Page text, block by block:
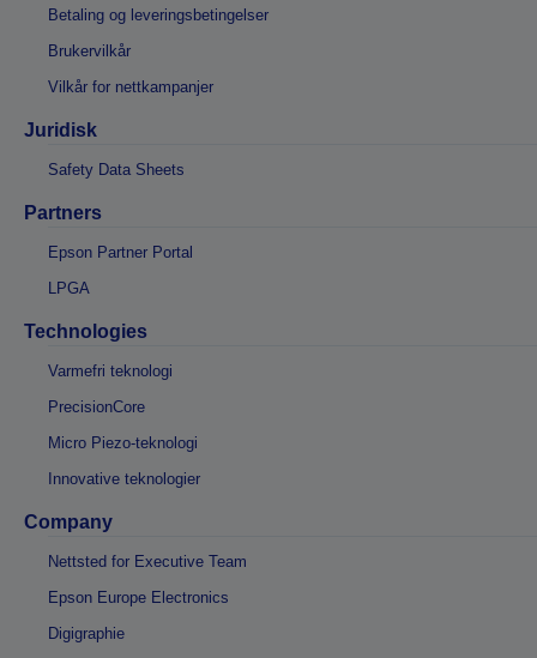
Betaling og leveringsbetingelser
Brukervilkår
Vilkår for nettkampanjer
Juridisk
Safety Data Sheets
Partners
Epson Partner Portal
LPGA
Technologies
Varmefri teknologi
PrecisionCore
Micro Piezo-teknologi
Innovative teknologier
Company
Nettsted for Executive Team
Epson Europe Electronics
Digigraphie